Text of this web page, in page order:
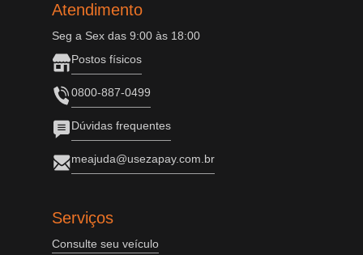
Atendimento
Seg a Sex das 9:00 às 18:00
Postos físicos
0800-887-0499
Dúvidas frequentes
meajuda@usezapay.com.br
Serviços
Consulte seu veículo